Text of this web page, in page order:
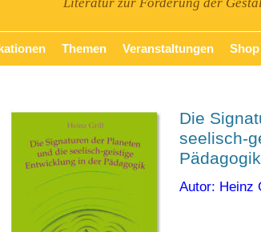
Themen Veranstaltungen Shop
Die
seelisch-
Pädagogik
Autor: Heinz